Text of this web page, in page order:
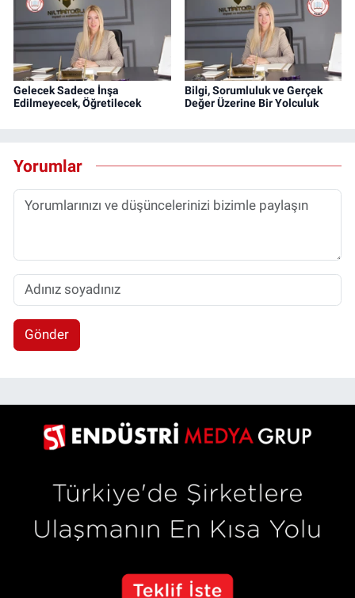
Gelecek Sadece İnşa
Edilmeyecek, Öğretilecek
Bilgi, Sorumluluk ve Gerçek
Değer Üzerine Bir Yolculuk
Yorumlar
Gönder